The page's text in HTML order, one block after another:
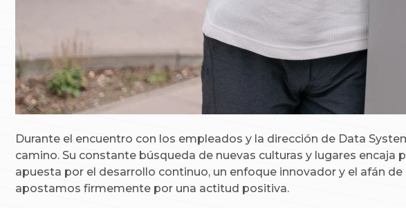
Durante el encuentro con los empleados y la dirección de Data
camino. Su constante búsqueda de nuevas culturas y lugares
apuesta por el desarrollo continuo, un enfoque innovador y el afán
apostamos firmemente por una actitud positiva.